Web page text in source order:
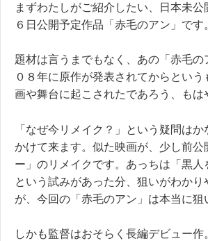
まずわたしがご紹介したい、日本未公
６日公開予定作品「赤毛のアン」です
題材は言うまでもなく、あの「赤毛の
０８年に原作が発表されてからという
画や舞台に起こされたであろう、もは
「なぜ今リメイク？」という疑問はか
かけて来ます。似た映画が、少し前公
ー」のリメイクです。あっちは「黒人
という試みがあった分、狙いがわかり
が、今回の「赤毛のアン」は本当に狙
しかも監督はおそらく長編デビュー作